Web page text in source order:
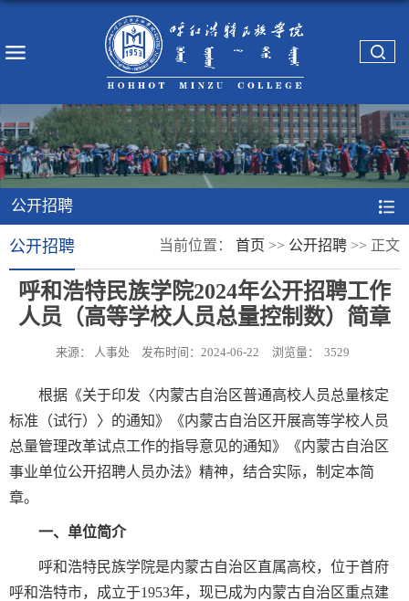
公开招聘
当前位置： 首页 >> 公开招聘 >> 正文
公开招聘
呼和浩特民族学院2024年公开招聘工作
人员（高等学校人员总量控制数）简章
来源： 人事处 发布时间：2024-06-22 浏览量： 3529
根据《关于印发〈内蒙古自治区普通高校人员总量核定
标准（试行）〉的通知》《内蒙古自治区开展高等学校人员
总量管理改革试点工作的指导意见的通知》《内蒙古自治区
事业单位公开招聘人员办法》精神，结合实际，制定本简
章。
一、单位简介
呼和浩特民族学院是内蒙古自治区直属高校，位于首府
呼和浩特市，成立于1953年，现已成为内蒙古自治区重点建